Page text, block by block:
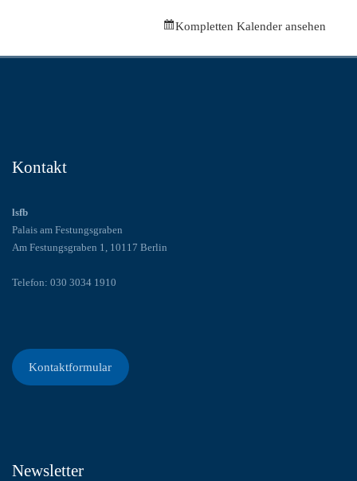
Kompletten Kalender ansehen
Kontakt
lsfb
Palais am Festungsgraben
Am Festungsgraben 1, 10117 Berlin
Telefon: 030 3034 1910
Kontaktformular
Newsletter